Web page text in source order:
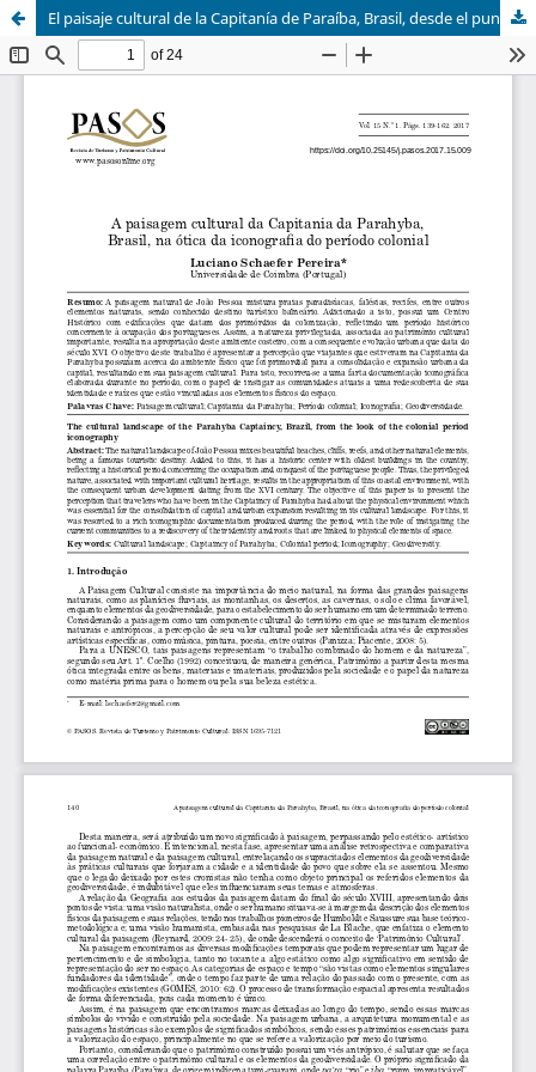
El paisaje cultural de la Capitanía de Paraíba, Brasil, desde el punto de vista de la iconografía del período colonial